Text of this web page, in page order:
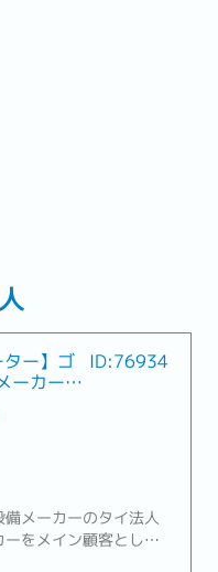
ター】ゴ
ーカー
ID:76934
メーカーのタイ法人
をメイン顧客として